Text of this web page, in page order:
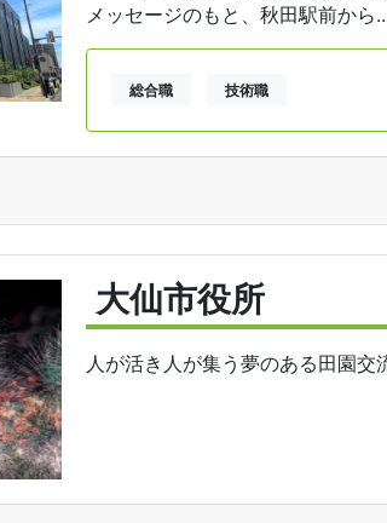
メッセージのもと、秋田駅前から
総合職 技術職
大仙市役所
人が活き人が集う夢のある田園交